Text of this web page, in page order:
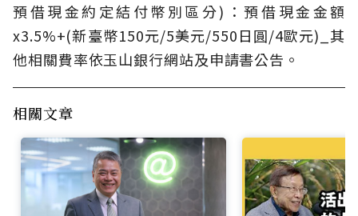
預借現金約定結付幣別區分)：預借現金金額
x3.5%+(新臺幣150元/5美元/550日圓/4歐元)_其
他相關費率依玉山銀行網站及申請書公告。
相關文章